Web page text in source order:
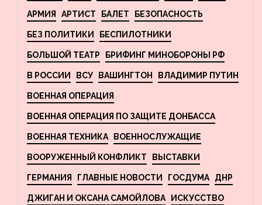
АРМИЯ АРТИСТ БАЛЕТ БЕЗОПАСНОСТЬ
БЕЗ ПОЛИТИКИ БЕСПИЛОТНИКИ
БОЛЬШОЙ ТЕАТР БРИФИНГ МИНОБОРОНЫ РФ
В РОССИИ ВСУ ВАШИНГТОН ВЛАДИМИР ПУТИН
ВОЕННАЯ ОПЕРАЦИЯ
ВОЕННАЯ ОПЕРАЦИЯ ПО ЗАЩИТЕ ДОНБАССА
ВОЕННАЯ ТЕХНИКА ВОЕННОСЛУЖАЩИЕ
ВООРУЖЕННЫЙ КОНФЛИКТ ВЫСТАВКИ
ГЕРМАНИЯ ГЛАВНЫЕ НОВОСТИ ГОСДУМА ДНР
ДЖИГАН И ОКСАНА САМОЙЛОВА ИСКУССТВО